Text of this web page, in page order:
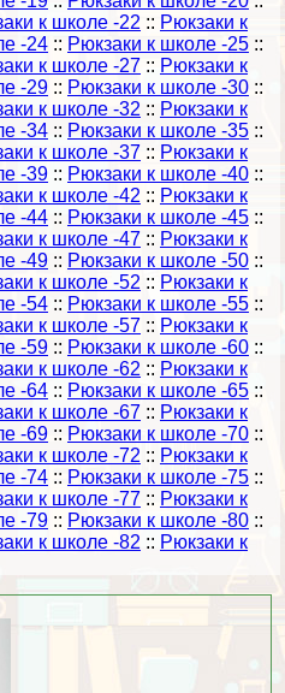
к школе -22 :: Рюкзаки к
-24 :: Рюкзаки к школе -25 ::
к школе -27 :: Рюкзаки к
-29 :: Рюкзаки к школе -30 ::
к школе -32 :: Рюкзаки к
-34 :: Рюкзаки к школе -35 ::
к школе -37 :: Рюкзаки к
-39 :: Рюкзаки к школе -40 ::
к школе -42 :: Рюкзаки к
-44 :: Рюкзаки к школе -45 ::
к школе -47 :: Рюкзаки к
-49 :: Рюкзаки к школе -50 ::
к школе -52 :: Рюкзаки к
-54 :: Рюкзаки к школе -55 ::
к школе -57 :: Рюкзаки к
-59 :: Рюкзаки к школе -60 ::
к школе -62 :: Рюкзаки к
-64 :: Рюкзаки к школе -65 ::
к школе -67 :: Рюкзаки к
-69 :: Рюкзаки к школе -70 ::
к школе -72 :: Рюкзаки к
-74 :: Рюкзаки к школе -75 ::
к школе -77 :: Рюкзаки к
-79 :: Рюкзаки к школе -80 ::
к школе -82 :: Рюкзаки к